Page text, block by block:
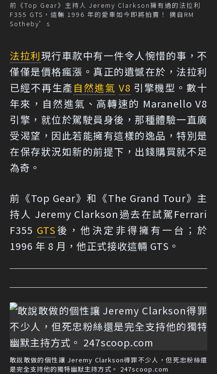
前《Top Gear》主持人 Jeremy Clarkson擁有過的法拉利
F355 GTS，這輛 1996 年的愛車如今即將拍賣！ 摘自RM
Sotheby’s
法拉利現行車款中有一件令人惋惜的事，不
僅僅是價格瘋漲。真正的遺憾在於，法拉利
已經不再生產 自然進氣 V8 引擎機型。數十
年來，自然進氣、高轉速的 Maranello V8
引擎，就位於駕駛員身後，那種體驗一直廣
受渴望，因此若能擁有這樣的逸品，特別是
在保存狀況如新的前提下，出錢購買就不足
為奇。
前《Top Gear》和《The Grand Tour》主
持人 Jeremy Clarkson過去在試駕Ferrari
F355 GTS 後，他決定非得擁有一台；於
1996 年 8 月，他正式接收這輛 GTS。
敢說敢做的個性讓 Jeremy Clarkson得罪不少人，但死忠粉絲還
是完全支持他的獨特幽默主持方式。 247scoop.com